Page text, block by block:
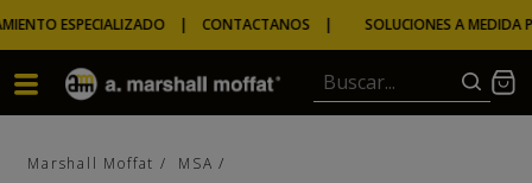
ESPECIALIZADO | CONTACTANOS |SOLUCIONES A MEDIDA
Buscar...
MSA